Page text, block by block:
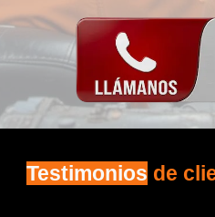
Testimonios de